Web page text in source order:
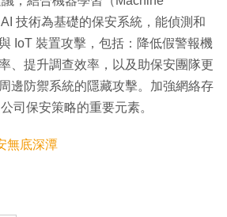
技術為基礎的保安系統，能偵測和
IoT 裝置攻擊，包括：降低假警報機
、提升調查效率，以及助保安團隊更
邊防禦系統的隱藏攻擊。加強網絡存
司保安策略的重要元素。
無底深潭